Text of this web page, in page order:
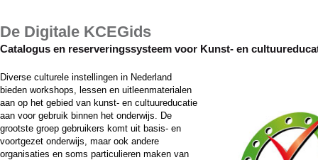
De Digitale KCEGids
Catalogus en reserveringssysteem voor Kunst- en
Diverse culturele instellingen in Nederland
bieden workshops, lessen en uitleenmaterialen
aan op het gebied van kunst- en cultuureducatie
aan voor gebruik binnen het onderwijs. De
grootste groep gebruikers komt uit basis- en
voortgezet onderwijs, maar ook andere
organisaties en soms particulieren maken van